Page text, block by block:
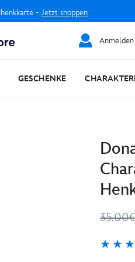
- Jetzt shoppen
GESCHENKE
35.00€
5.0